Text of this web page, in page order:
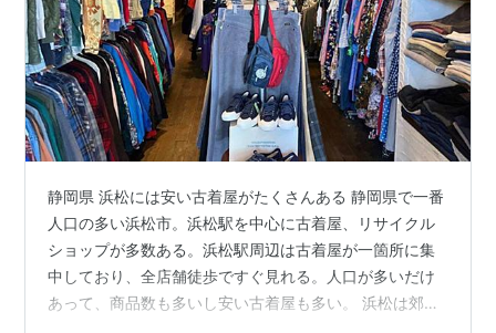
静岡県 浜松には安い古着屋がたくさんある 静岡県で一番
人口の多い浜松市。浜松駅を中心に古着屋、リサイクル
ショップが多数ある。浜松駅周辺は古着屋が一箇所に集
中しており、全店舗徒歩ですぐ見れる。人口が多いだけ
あって、商品数も多いし安い古着屋も多い。 浜松は郊外